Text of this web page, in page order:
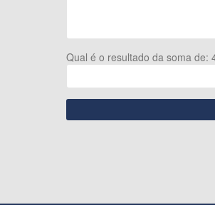
Qual é o resultado da soma de: